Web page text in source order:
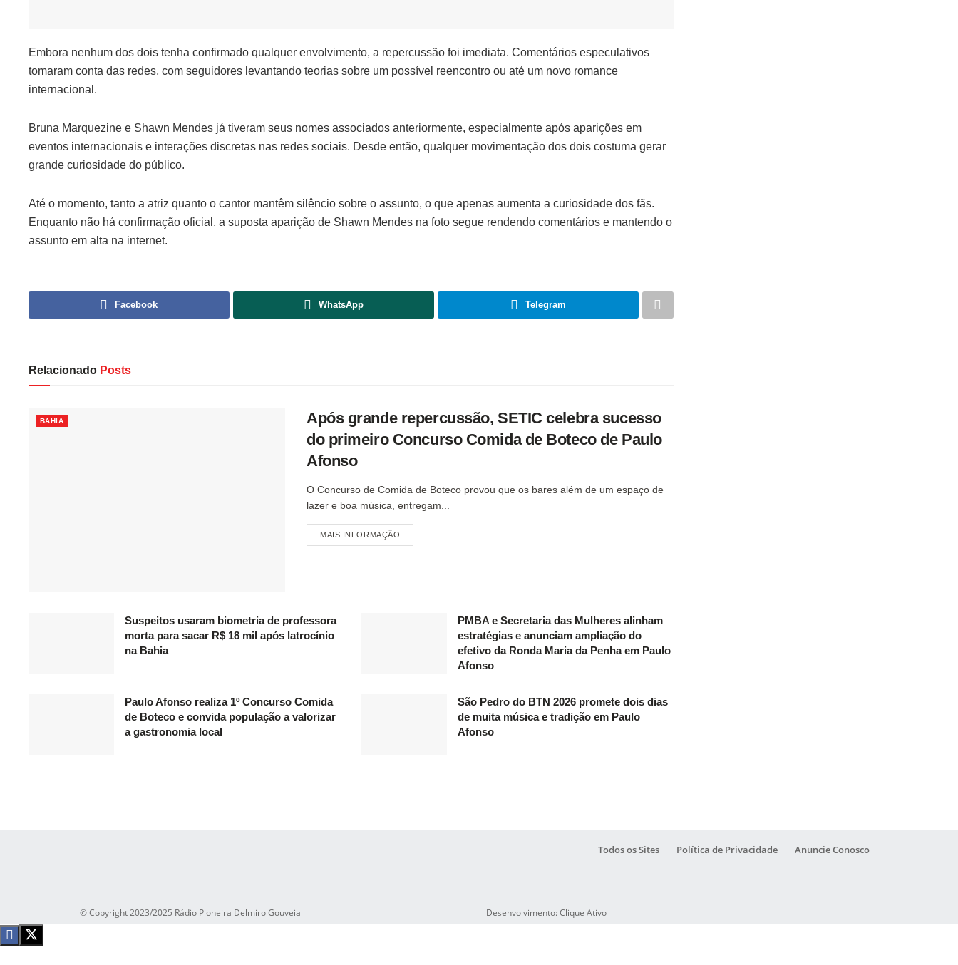
Embora nenhum dos dois tenha confirmado qualquer envolvimento, a repercussão foi imediata. Comentários especulativos
tomaram conta das redes, com seguidores levantando teorias sobre um possível reencontro ou até um novo romance
internacional.
Bruna Marquezine e Shawn Mendes já tiveram seus nomes associados anteriormente, especialmente após aparições em
eventos internacionais e interações discretas nas redes sociais. Desde então, qualquer movimentação dos dois costuma gerar
grande curiosidade do público.
Até o momento, tanto a atriz quanto o cantor mantêm silêncio sobre o assunto, o que apenas aumenta a curiosidade dos fãs.
Enquanto não há confirmação oficial, a suposta aparição de Shawn Mendes na foto segue rendendo comentários e mantendo o
assunto em alta na internet.
Facebook WhatsApp Telegram
Relacionado Posts
BAHIA
Após grande repercussão, SETIC celebra sucesso
do primeiro Concurso Comida de Boteco de Paulo
Afonso
O Concurso de Comida de Boteco provou que os bares além de um espaço de
lazer e boa música, entregam...
MAIS INFORMAÇÃO
Suspeitos usaram biometria de professora
morta para sacar R$ 18 mil após latrocínio
na Bahia
PMBA e Secretaria das Mulheres alinham
estratégias e anunciam ampliação do
efetivo da Ronda Maria da Penha em Paulo
Afonso
Paulo Afonso realiza 1º Concurso Comida
de Boteco e convida população a valorizar
a gastronomia local
São Pedro do BTN 2026 promete dois dias
de muita música e tradição em Paulo
Afonso
Todos os Sites Política de Privacidade Anuncie Conosco
© Copyright 2023/2025 Rádio Pioneira Delmiro Gouveia Desenvolvimento: Clique Ativo